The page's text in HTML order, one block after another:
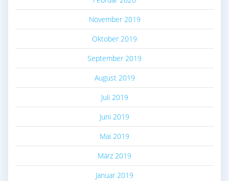
November 2019
Oktober 2019
September 2019
August 2019
Juli 2019
Juni 2019
Mai 2019
März 2019
Januar 2019